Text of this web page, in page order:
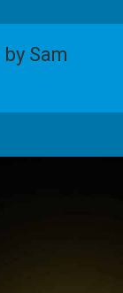
by Sam